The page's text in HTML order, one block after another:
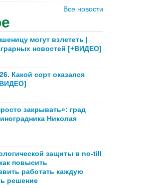
Все новости
могут взлететь |
новостей [+ВИДЕО]
Какой сорт оказался
закрывать»: град
Николая
защиты в no-till
повысить
работать каждую
решение